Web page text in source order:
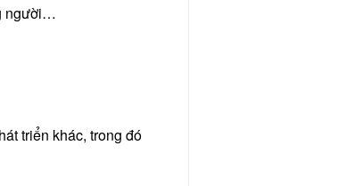
người…
triển khác, trong đó